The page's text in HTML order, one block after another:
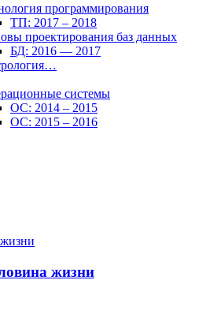
программирования
ТП: 2017 – 2018
проектирования баз данных
БД: 2016 — 2017
системы
ОС: 2014 – 2015
ОС: 2015 – 2016
жизни